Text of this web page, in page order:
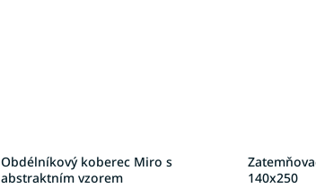
Obdélníkový koberec Miro s
abstraktním vzorem
140x250